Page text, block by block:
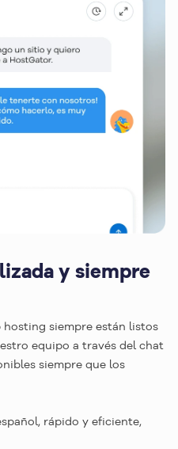
y siempre
hosting siempre están listos
equipo a través del chat
siempre que los
rápido y eficiente,